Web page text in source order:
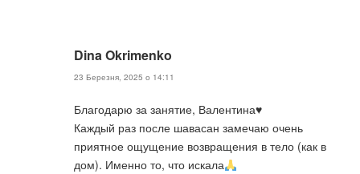
Dina Okrimenko
23 Березня, 2025 о 14:11
Благодарю за занятие, Валентина♥️
Каждый раз после шавасан замечаю очень
приятное ощущение возвращения в тело (как в
дом). Именно то, что искала